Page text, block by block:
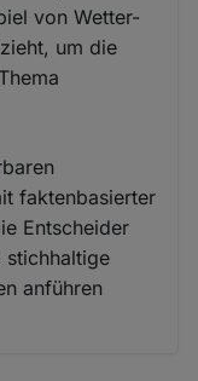
von Wetter-
um die
faktenbasierter
Entscheider
stichhaltige
anführen